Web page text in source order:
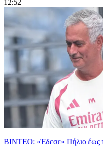
12:52
ΒΙΝΤΕΟ: «Έδεσε» Πήλιο έως